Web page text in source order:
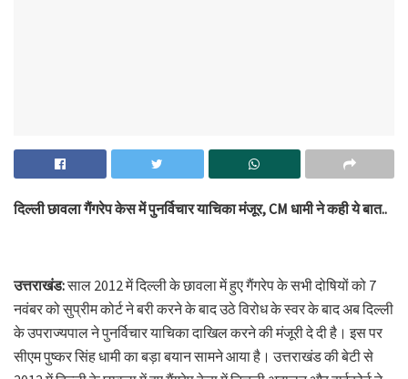
दिल्ली छावला गैंगरेप केस में पुनर्विचार याचिका मंजूर, CM धामी ने कही ये बात..
उत्तराखंड:साल 2012 में दिल्ली के छावला में हुए गैंगरेप के सभी दोषियों को 7
नवंबर को सुप्रीम कोर्ट ने बरी करने के बाद उठे विरोध के स्वर के बाद अब दिल्ली
के उपराज्यपाल ने पुनर्विचार याचिका दाखिल करने की मंजूरी दे दी है। इस पर
सीएम पुष्कर सिंह धामी का बड़ा बयान सामने आया है। उत्तराखंड की बेटी से